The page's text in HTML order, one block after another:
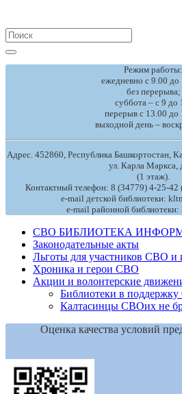
Search
for:
Режим работы:
ежедневно с 9.00 до
без перерыва;
суббота – с 9 до
перерыв с 13.00 до
выходной день –
Адрес. 452860, Республика Башкортостан,
ул. Карла Маркса,
(1 этаж).
Контактный телефон: 8 (34779) 4-25-42
e-mail детской библиотеки:
e-mail районной
СВО БИБЛИОТЕКА
Законодательные акты
Льготы для участников СВО и
Хроника и герои СВО
Акции и волонтерские
Библиотеки в
Калтасинцы СВОих не
Оценка качества условий